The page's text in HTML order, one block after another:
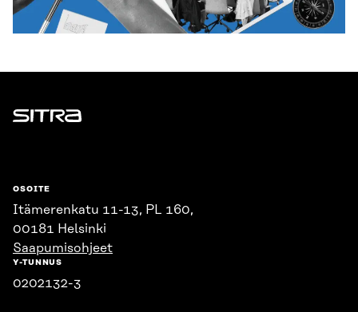
Sitra
OSOITE
Itämerenkatu 11-13, PL 160,
00181 Helsinki
Saapumisohjeet
Y-TUNNUS
0202132-3